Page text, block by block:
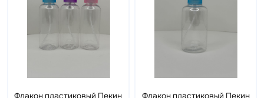
Флакон пластиковый Пекин Флакон пластиковый Пекин